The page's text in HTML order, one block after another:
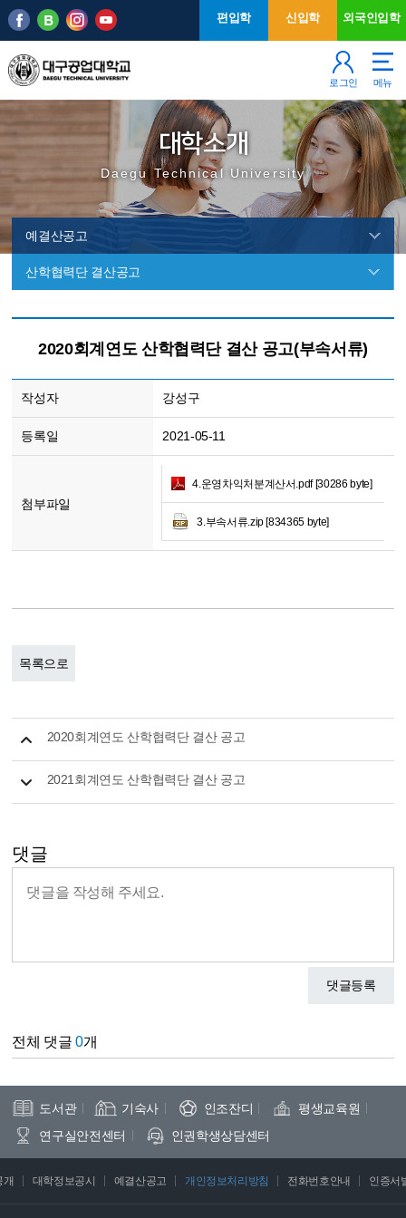
주메뉴
본문 바로가기
편입학 신입학 외국인입학
로그인 메뉴
대학소개
Daegu Technical University
예결산공고
산학협력단 결산공고
공
2020회계연도 산학협력단 결산 공고(부속서류)
작성자 강성구
등록일 2021-05-11
첨부파일
4.운영차익처분계산서.pdf [30286 byte]
3.부속서류.zip [834365 byte]
목록으로
2020회계연도 산학협력단 결산 공고
2021회계연도 산학협력단 결산 공고
댓글
댓글등록
전체 댓글0개
도서관 기숙사 인조잔디
평생교육원
연구실안전센터
인권학생상담센터
개 대학정보공시 예결산공고 개인정보처리방침 전화번호안내 인증서